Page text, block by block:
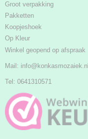
Groot verpakking
Pakketten
Koopjeshoek
Op Kleur
Winkel geopend op afspraak
Mail: info@konkasmozaiek.nl
Tel: 0641310571